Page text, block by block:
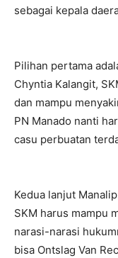
sebagai kepala
Pilihan pertama
Chyntia Kalangit,
dan mampu
PN Manado nanti
casu perbuatan
Kedua lanjut
SKM harus mampu
narasi-narasi
bisa Ontslag Van